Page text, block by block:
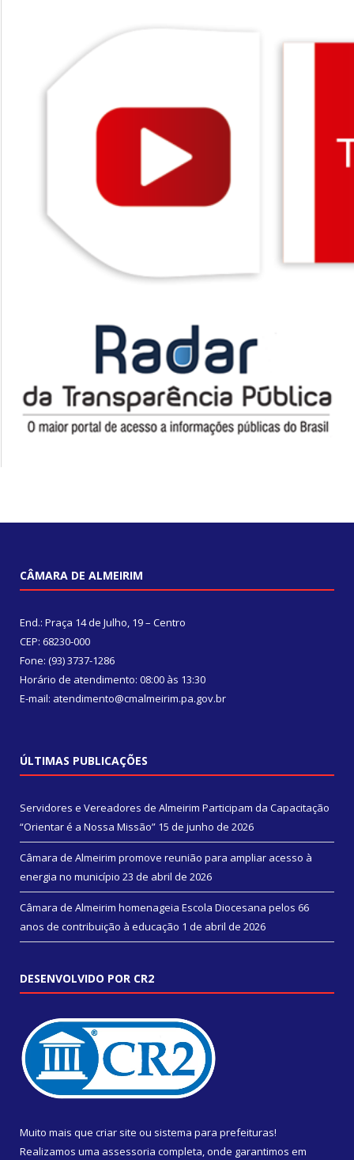
CÂMARA DE ALMEIRIM
End.: Praça 14 de Julho, 19 – Centro
CEP: 68230-000
Fone: (93) 3737-1286
Horário de atendimento: 08:00 às 13:30
E-mail: atendimento@cmalmeirim.pa.gov.br
ÚLTIMAS PUBLICAÇÕES
Servidores e Vereadores de Almeirim Participam da Capacitação
“Orientar é a Nossa Missão” 15 de junho de 2026
Câmara de Almeirim promove reunião para ampliar acesso à
energia no município 23 de abril de 2026
Câmara de Almeirim homenageia Escola Diocesana pelos 66
anos de contribuição à educação 1 de abril de 2026
DESENVOLVIDO POR CR2
Muito mais que criar site ou sistema para prefeituras!
Realizamos uma assessoria completa, onde garantimos em